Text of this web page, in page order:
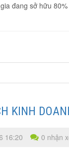
đang sở hữu
KINH
16:20 0 nhận